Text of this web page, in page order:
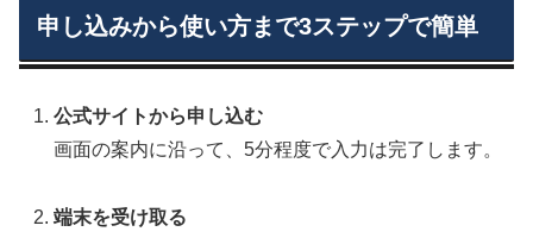
申し込みから使い方まで3ステップで簡単
公式サイトから申し込む
画面の案内に沿って、5分程度で入力は完了します。
端末を受け取る